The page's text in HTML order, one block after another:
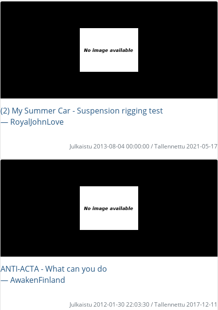
(2) My Summer Car - Suspension rigging test
― RoyalJohnLove
Julkaistu 2013-08-04 00:00:00 / Tallennettu 2021-05-17
ANTI-ACTA - What can you do
― AwakenFinland
Julkaistu 2012-01-30 22:03:30 / Tallennettu 2017-12-11